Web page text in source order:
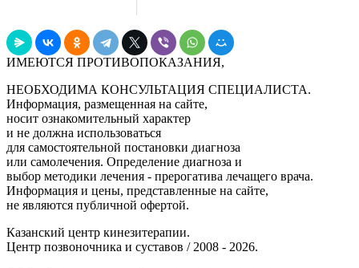
ИМЕЮТСЯ ПРОТИВОПОКАЗАНИЯ,
НЕОБХОДИМА КОНСУЛЬТАЦИЯ СПЕЦИАЛИСТА.
Информация, размещенная на сайте,
носит ознакомительный характер
и не должна использоваться
для самостоятельной постановки диагноза
или самолечения. Определение диагноза и
выбор методики лечения - прерогатива лечащего врача.
Информация и цены, представленные на сайте,
не являются публичной офертой.
Казанский центр кинезитерапии.
Центр позвоночника и суставов / 2008 - 2026.